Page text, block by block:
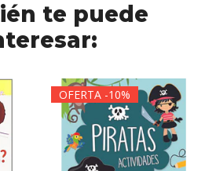
te puede
OFERTA -10%